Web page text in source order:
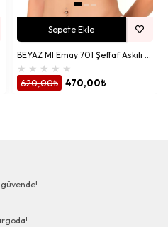
BEYAZ MI Emay 701 Şeffaf Askılı Sütyen
★ ★ ★ ★ ★
470,00₺
620,00₺
Sepete Ekle